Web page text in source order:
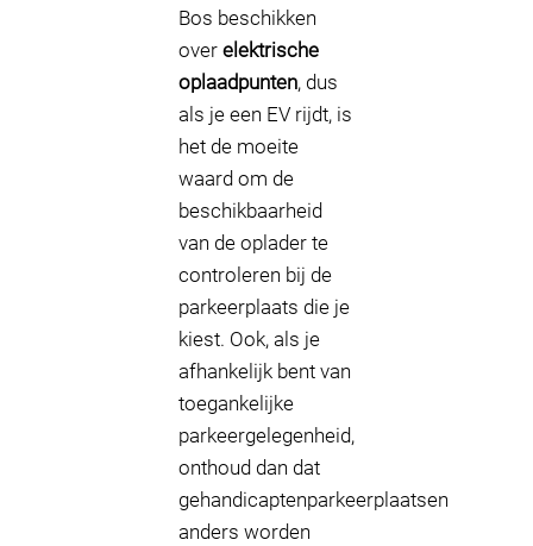
Bos beschikken
over elektrische
oplaadpunten, dus
als je een EV rijdt, is
het de moeite
waard om de
beschikbaarheid
van de oplader te
controleren bij de
parkeerplaats die je
kiest. Ook, als je
afhankelijk bent van
toegankelijke
parkeergelegenheid,
onthoud dan dat
gehandicaptenparkeerplaatsen
anders worden